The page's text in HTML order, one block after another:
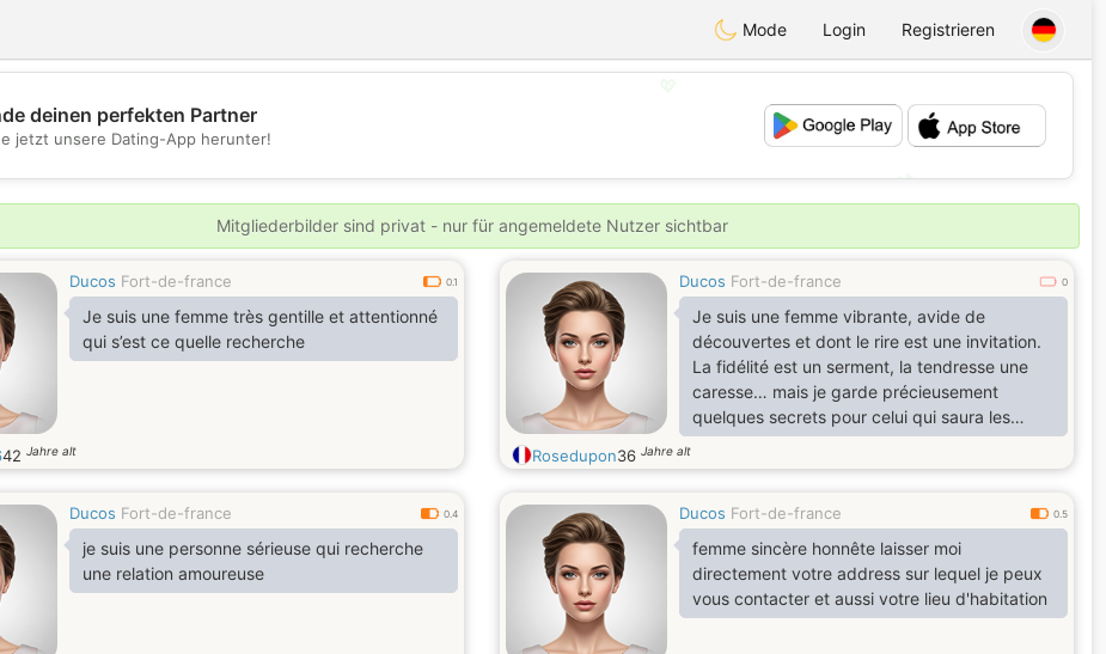
Mode Login Registrieren
💖
💕
deinen perfekten Partner
jetzt unsere Dating-App herunter!
Mitgliederbilder sind privat - nur für angemeldete Nutzer sichtbar
Ducos Fort-de-france 0.1
Je suis une femme très gentille et attentionné
qui s’est ce quelle recherche
42 Jahre alt
Ducos Fort-de-france 0
Je suis une femme vibrante, avide de
découvertes et dont le rire est une invitation.
La fidélité est un serment, la tendresse une
caresse… mais je garde précieusement
quelques secrets pour celui qui saura les
dérober à mon cœur.
Rosedupon36 Jahre alt
Ducos Fort-de-france 0.4
je suis une personne sérieuse qui recherche
une relation amoureuse
Ducos Fort-de-france 0.5
femme sincère honnête laisser moi
directement votre address sur lequel je peux
vous contacter et aussi votre lieu d'habitation